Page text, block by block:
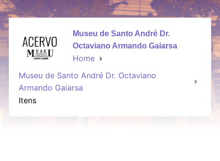
Museu de Santo André Dr.
Octaviano Armando Gaiarsa
Home
Museu de Santo André Dr. Octaviano
Armando Gaiarsa
Itens